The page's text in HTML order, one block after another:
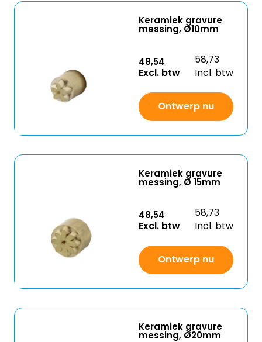
Keramiek gravure
messing, Ø10mm
48,54
Excl. btw
58,73
Incl. btw
Ontwerp nu
Keramiek gravure
messing, Ø 15mm
48,54
Excl. btw
58,73
Incl. btw
Ontwerp nu
Keramiek gravure
messing, Ø20mm